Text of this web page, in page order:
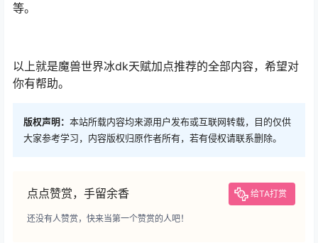
等。
以上就是魔兽世界冰dk天赋加点推荐的全部内容，希望对
你有帮助。
版权声明： 本站所载内容均来源用户发布或互联网转载，目的仅供
大家参考学习，内容版权归原作者所有，若有侵权请联系删除。
点点赞赏，手留余香 给TA打赏
还没有人赞赏，快来当第一个赞赏的人吧！